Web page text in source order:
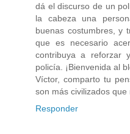
dá el discurso de un
la cabeza una
buenas costumbres, y
que es necesario
contribuya a reforzar
policía. ¡Bienvenida al
Víctor, comparto tu
son más civilizados
Responder